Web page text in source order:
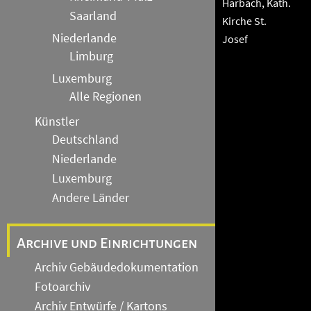
Saarland
Niederlande
Limburg
Luxemburg
Alle Regionen
Künstler
Deutschland
Niederlande
Luxemburg
Andere Länder
Archive und Einrichtungen
Archiv Gebäudedokumentation
Fotoarchiv
Archiv Entwürfe / Kartons
Harbach, Kath.
Kirche St.
Josef